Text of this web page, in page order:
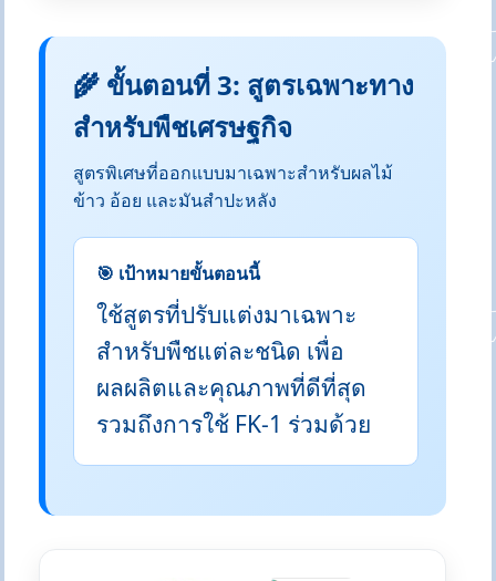
🌾 ขั้นตอนที่ 3: สูตรเฉพาะทาง
สำหรับพืชเศรษฐกิจ
สูตรพิเศษที่ออกแบบมาเฉพาะสำหรับผลไม้
ข้าว อ้อย และมันสำปะหลัง
🎯 เป้าหมายขั้นตอนนี้
ใช้สูตรที่ปรับแต่งมาเฉพาะ
สำหรับพืชแต่ละชนิด เพื่อ
ผลผลิตและคุณภาพที่ดีที่สุด
รวมถึงการใช้ FK-1 ร่วมด้วย